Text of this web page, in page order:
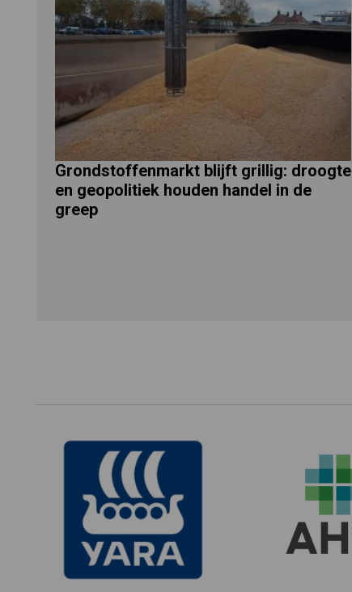
Grondstoffenmarkt blijft grillig: droogte
en geopolitiek houden handel in de
greep